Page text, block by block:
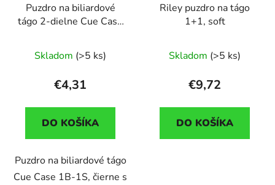
Puzdro na biliardové
tágo 2-dielne Cue Case
popruhom na plece
Skladom (>5 ks)
€4,31
DO KOŠÍKA
Puzdro na biliardové tágo
Cue Case 1B-1S, čierne s
Riley puzdro na tágo
1+1, soft
Skladom (>5 ks)
€9,72
DO KOŠÍKA